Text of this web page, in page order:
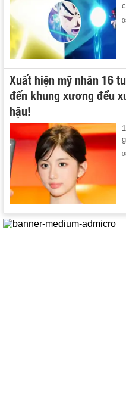
Xuất hiện mỹ nhân 16
đến khung xương đều
hậu!